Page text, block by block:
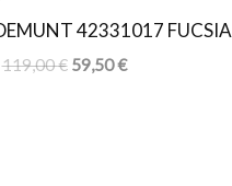
42331017 FUCSIA
119,00€
119,00 €.
59,50€
59,50 €.